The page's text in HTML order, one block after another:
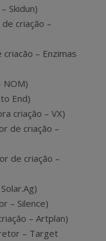
Skidun)
criação –
– Enzimas
NOM)
End)
criação – VX)
de criação –
de criação –
– Silence)
– Artplan)
– Target